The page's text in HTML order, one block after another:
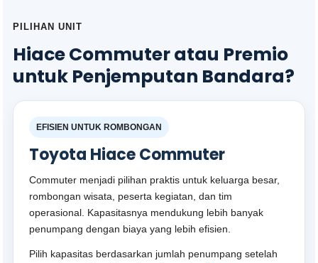
PILIHAN UNIT
Hiace Commuter atau Premio
untuk Penjemputan Bandara?
EFISIEN UNTUK ROMBONGAN
Toyota Hiace Commuter
Commuter menjadi pilihan praktis untuk keluarga besar,
rombongan wisata, peserta kegiatan, dan tim
operasional. Kapasitasnya mendukung lebih banyak
penumpang dengan biaya yang lebih efisien.
Pilih kapasitas berdasarkan jumlah penumpang setelah